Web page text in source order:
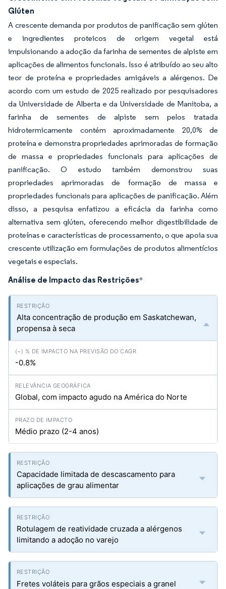
Glúten
A crescente demanda por produtos de panificação sem glúten
e ingredientes proteicos de origem vegetal está
impulsionando a adoção da farinha de sementes de alpiste em
aplicações de alimentos funcionais. Isso é atribuído ao seu alto
teor de proteína e propriedades amigáveis a alérgenos. De
acordo com um estudo de 2025 realizado por pesquisadores
da Universidade de Alberta e da Universidade de Manitoba, a
farinha de sementes de alpiste sem pelos tratada
hidrotermicamente contém aproximadamente 20,0% de
proteína e demonstra propriedades aprimoradas de formação
de massa e propriedades funcionais para aplicações de
panificação. O estudo também demonstrou suas
propriedades aprimoradas de formação de massa e
propriedades funcionais para aplicações de panificação. Além
disso, a pesquisa enfatizou a eficácia da farinha como
alternativa sem glúten, oferecendo melhor digestibilidade de
proteínas e características de processamento, o que apoia sua
crescente utilização em formulações de produtos alimentícios
vegetais e especiais.
Análise de Impacto das Restrições*
Alta concentração de produção em Saskatchewan,
propensa à seca
-0.8%
Global, com impacto agudo na América do Norte
Médio prazo (2-4 anos)
Capacidade limitada de descascamento para
aplicações de grau alimentar
Rotulagem de reatividade cruzada a alérgenos
limitando a adoção no varejo
Fretes voláteis para grãos especiais a granel